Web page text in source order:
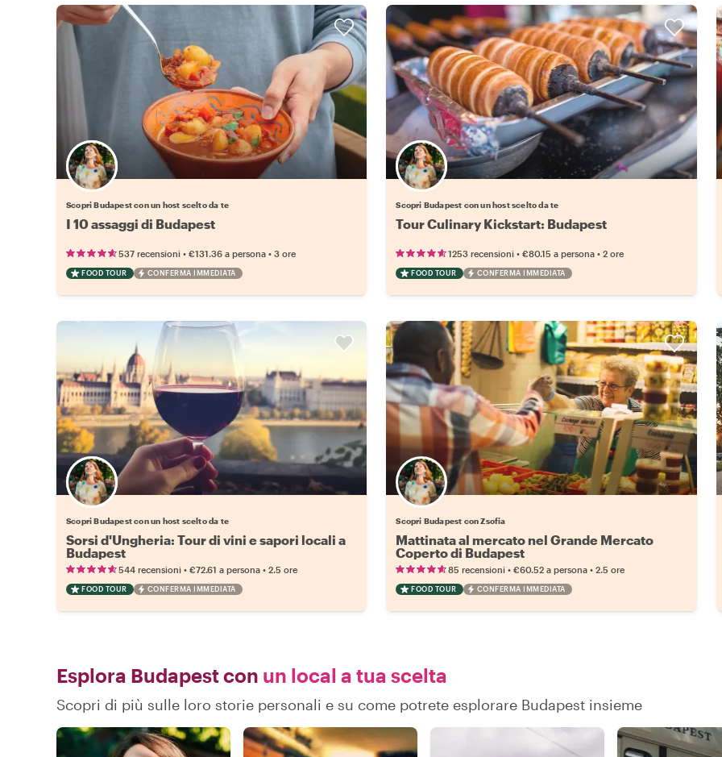
Scegli il tuo local preferito
Scopri Budapest con un host scelto da te
I 10 assaggi di Budapest
537 recensioni • €131.36 a persona • 3 ore
FOOD TOUR CONFERMA IMMEDIATA
Scegli il tuo local preferito
Scopri Budapest con un host scelto da te
Tour Culinary Kickstart: Budapest
1253 recensioni •€80.15 a persona •2 ore
FOOD TOUR CONFERMA IMMEDIATA
Scegli il tuo local preferito
Scopri Budapest con un host scelto da te
Sorsi d'Ungheria: Tour di vini e sapori locali a
Budapest
544 recensioni • €72.61 a persona • 2.5 ore
FOOD TOUR CONFERMA IMMEDIATA
Scopri Budapest con Zsofia
Mattinata al mercato nel Grande Mercato
Coperto di Budapest
85 recensioni •€60.52 a persona •2.5 ore
FOOD TOUR CONFERMA IMMEDIATA
Esplora Budapest con un local a tua scelta
Scopri di più sulle loro storie personali e su come potrete esplorare Budapest insieme